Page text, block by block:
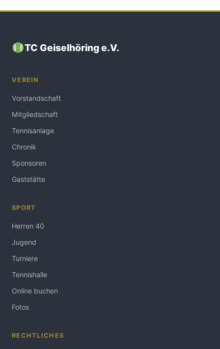
TC Geiselhöring e.V.
VEREIN
Vorstandschaft
Mitgliedschaft
Tennisanlage
Chronik
Sponsoren
Gaststätte
SPORT
Herren 40
Jugend
Turniere
Tennishalle
Online buchen
Fotos
RECHTLICHES